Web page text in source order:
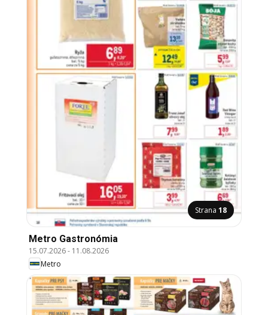
Strana 18
Metro Gastronómia
15.07.2026- 11.08.2026
Metro